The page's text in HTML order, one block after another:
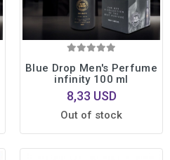
Blue Drop Men's Perfume
infinity 100 ml
8,33 USD
Out of stock